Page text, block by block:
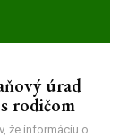
úrad
rodičom
že informáciu o